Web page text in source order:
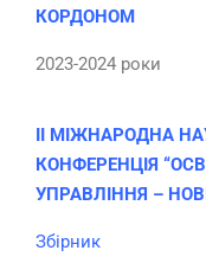
КОРДОНОМ
2023-2024 роки
II МІЖНАРОДНА
КОНФЕРЕНЦІЯ
УПРАВЛІННЯ –
Збірник